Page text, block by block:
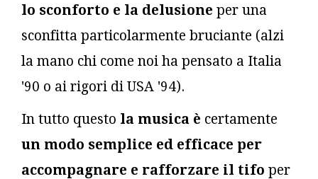
lo sconforto e la delusione per una
sconfitta particolarmente bruciante (alzi
la mano chi come noi ha pensato a Italia
'90 o ai rigori di USA '94).
In tutto questo la musica è certamente
un modo semplice ed efficace per
accompagnare e rafforzare il tifo per